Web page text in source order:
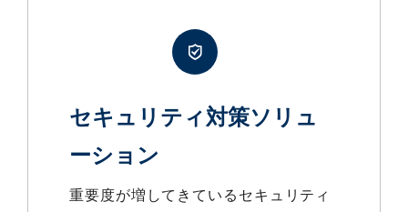
セキュリティ対策ソリュ
ーション
重要度が増してきているセキュリティ